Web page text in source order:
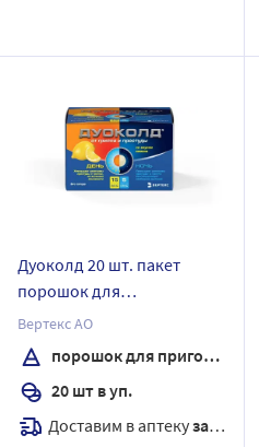
Дуоколд 20 шт. пакет
порошок для
приготовления раствора
для приема внутрь вкус
лимон
Вертекс АО
порошок для приготовления раствора
20 шт в уп.
Доставим в аптекузавтра